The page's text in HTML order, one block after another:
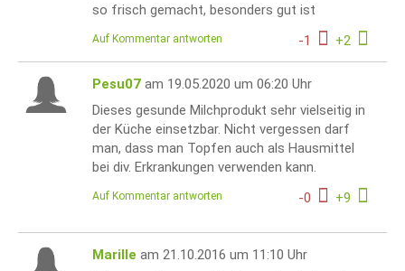
so frisch gemacht, besonders gut ist
-1 +2
Auf Kommentar antworten
Pesu07 am 19.05.2020 um 06:20 Uhr
Dieses gesunde Milchprodukt sehr vielseitig in
der Küche einsetzbar. Nicht vergessen darf
man, dass man Topfen auch als Hausmittel
bei div. Erkrankungen verwenden kann.
-0 +9
Auf Kommentar antworten
Marille am 21.10.2016 um 11:10 Uhr